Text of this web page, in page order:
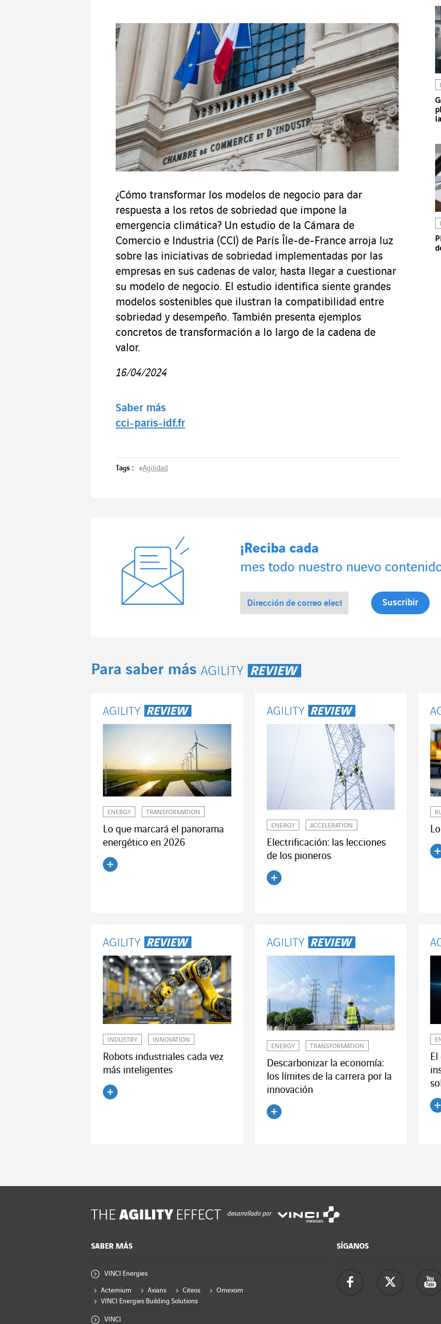
¿Cómo transformar los modelos de negocio para dar
respuesta a los retos de sobriedad que impone la
emergencia climática? Un estudio de la Cámara de
Comercio e Industria (CCI) de París Île-de-France arroja luz
sobre las iniciativas de sobriedad implementadas por las
empresas en sus cadenas de valor, hasta llegar a cuestionar
su modelo de negocio. El estudio identifica siente grandes
modelos sostenibles que ilustran la compatibilidad entre
sobriedad y desempeño. También presenta ejemplos
concretos de transformación a lo largo de la cadena de
valor.
16/04/2024
Saber más
cci-paris-idf.fr
Tags : #Agilidad
¡Reciba cada
mes todo nuestro nuevo
Para saber más
ENERGY TRANSFORMATION
Lo que marcará el panorama
energético en 2026
ENERGY ACCELERATION
Electrificación: las lecciones
de los pioneros
INDUSTRY INNOVATION
Robots industriales cada vez
más inteligentes
ENERGY TRANSFORMATION
Descarbonizar la economía:
los límites de la carrera por la
innovación
desarrollado por
SABER MÁS
VINCI Energies
Actemium Axians Citeos
Omexom
VINCI Energies Building Solutions
VINCI
SÍGANOS